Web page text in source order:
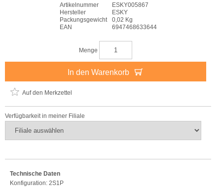
Artikelnummer
ESKY005867
Hersteller
ESKY
Packungsgewicht
0,02 Kg
EAN
6947468633644
Menge
In den Warenkorb
Auf den Merkzettel
Verfügbarkeit in meiner Filiale
Technische Daten
Konfiguration: 2S1P